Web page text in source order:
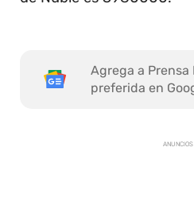
Agrega a
preferida en
ANUNCIOS